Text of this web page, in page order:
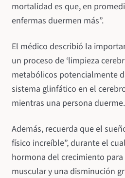
mortalidad es que, en
enfermas duermen más”.
El médico describió la
un proceso de ‘limpieza
metabólicos potencialmente
sistema glinfático en el
mientras una persona duerme.
Además, recuerda que el
físico increíble”, durante el
hormona del crecimiento
muscular y una disminución